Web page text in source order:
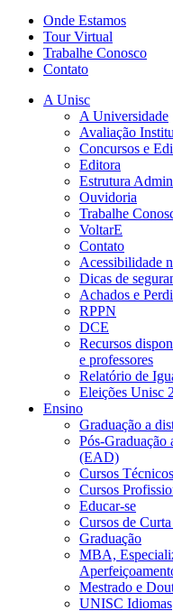
Onde Estamos
Tour Virtual
Trabalhe Conosco
Contato
A Unisc
A Universidade
Avaliação
Concursos e
Editora
Estrutura
Ouvidoria
Trabalhe
VoltarE
Contato
Acessibilidade
Dicas de
Achados e
RPPN
DCE
Recursos
e professores
Relatório de
Eleições Unisc
Ensino
Graduação a
Pós-Graduação
(EAD)
Cursos
Cursos
Educar-se
Cursos de
Graduação
MBA,
Mestrado e
UNISC Idiomas